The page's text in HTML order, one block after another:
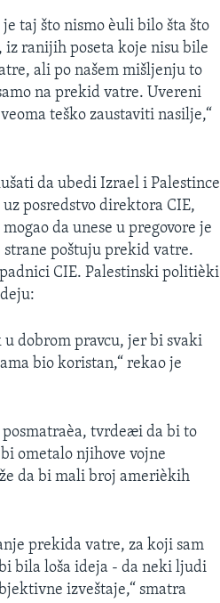
je taj što nismo èuli bilo šta što
iz ranijih poseta koje nisu bile
ali po našem mišljenju to
na prekid vatre. Uvereni
teško zaustaviti nasilje,“
da ubedi Izrael i Palestince
posredstvo direktora CIE,
da unese u pregovore je
poštuju prekid vatre.
CIE. Palestinski politièki
dobrom pravcu, jer bi svaki
bio koristan,“ rekao je
tvrdeæi da bi to
ometalo njihove vojne
da bi mali broj amerièkih
prekida vatre, za koji sam
bila loša ideja - da neki ljudi
izveštaje,“ smatra